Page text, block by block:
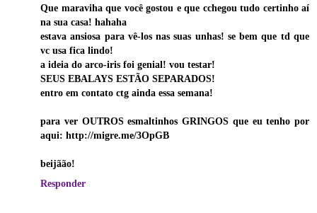
Que maraviha que você gostou e que cchegou tudo certinho aí
na sua casa! hahaha
estava ansiosa para vê-los nas suas unhas! se bem que td que
vc usa fica lindo!
a ideia do arco-iris foi genial! vou testar!
SEUS EBALAYS ESTÃO SEPARADOS!
entro em contato ctg ainda essa semana!
para ver OUTROS esmaltinhos GRINGOS que eu tenho por
aqui: http://migre.me/3OpGB
beijãão!
Responder